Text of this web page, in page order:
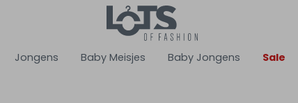
Jongens Baby Meisjes Baby Jongens Sale